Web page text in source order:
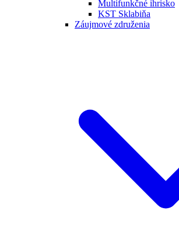
Multifunkčné ihrisko
KST Sklabiňa
Záujmové združenia